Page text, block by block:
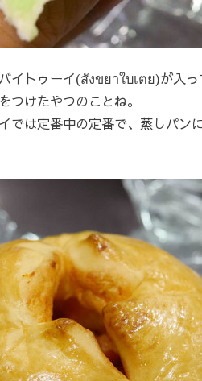
イトゥーイ(สังขยาใบเตย)が入
つけたやつのことね。
では定番中の定番で、蒸しパ